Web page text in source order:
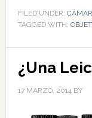
FILED UNDER:
TAGGED WITH:
¿Una
17 MARZO, 2014 BY